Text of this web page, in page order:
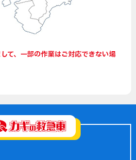
て、一部の作業はご対応できない場